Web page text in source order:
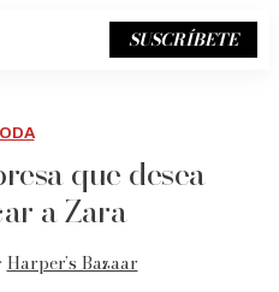
SUSCRÍBETE
que desea
a Zara
Harper’s Bazaar